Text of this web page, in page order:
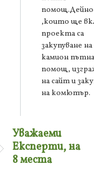
,които ще
проекта са
закупуване на
камион пътна
помощ,
на сайт и
на комютър.
Уважаеми
Експерти, на
8 места